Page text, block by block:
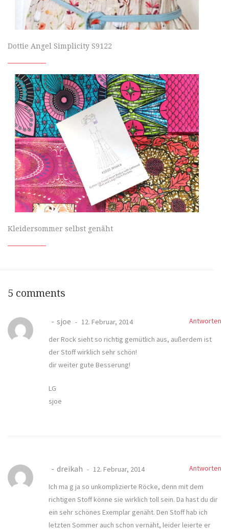
Dottie Angel Simplicity S9122
Kleidersommer selbst genäht
5 comments
sjoe 12. Februar, 2014
Antworten
der Rock sieht so richtig gemütlich aus, außerdem ist
der Stoff wirklich sehr schön!
dir weiter gute Besserung!
LG
sjoe
dreikah 12. Februar, 2014
Antworten
Ich ma g ja so unkomplizierte Röcke, denn mit dem
richtigen Stoff könne sie wirklich toll sein. Da hast du dir
ein sehr schönes Exemplar genäht. Den Stoff hab ich
letzten Sommer auch schon vernäht, leider leierte er